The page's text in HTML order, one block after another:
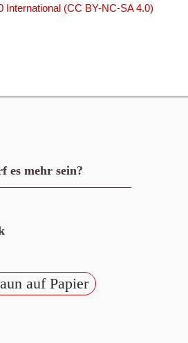
International (CC BY-NC-SA 4.0)
es mehr sein?
auf Papier